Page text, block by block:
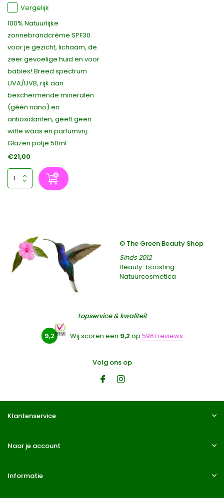
Vergelijk
100% Natuurlijke
zonnebrandcrème SPF30
voor je gezicht, lichaam, de
zeer gevoelige huid en voor
babies! Breed spectrum
UVA/UVB, rijk aan
beschermende mineralen
(géén nano) en
antioxidanten, geeft geen
witte waas en parfumvrij.
Glazen potje 50ml
€21,00
© The Green Beauty Shop
Sinds 2012
Beauty-boosting
Natuurcosmetica
Topservice & kwaliteit
9,2 Wij scoren een 9,2 op 5961 reviews
Volg ons op
Klantenservice
Naar je account
Informatie